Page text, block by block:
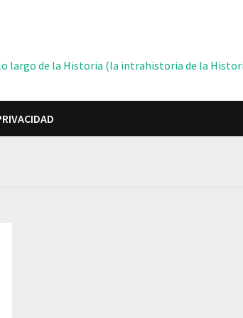
lo largo de la Historia (la intrahistoria de la